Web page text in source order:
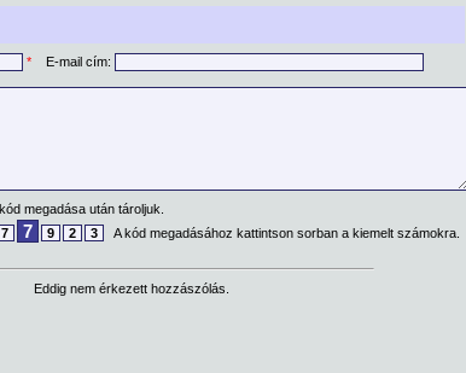
* E-mail cím:
megadása után tároljuk.
7 7 9 2 3 A kód megadásához kattintson sorban a kiemelt számokra.
Eddig nem érkezett hozzászólás.